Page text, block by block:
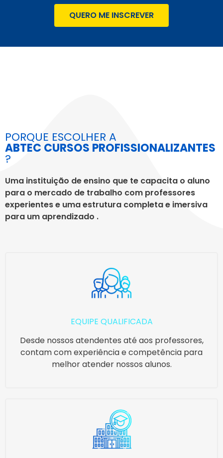
QUERO ME INSCREVER
PORQUE ESCOLHER A
ABTEC CURSOS PROFISSIONALIZANTES
?
Uma instituição de ensino que te capacita o aluno
para o mercado de trabalho com professores
experientes e uma estrutura completa e imersiva
para um aprendizado .
EQUIPE QUALIFICADA
Desde nossos atendentes até aos professores,
contam com experiência e competência para
melhor atender nossos alunos.